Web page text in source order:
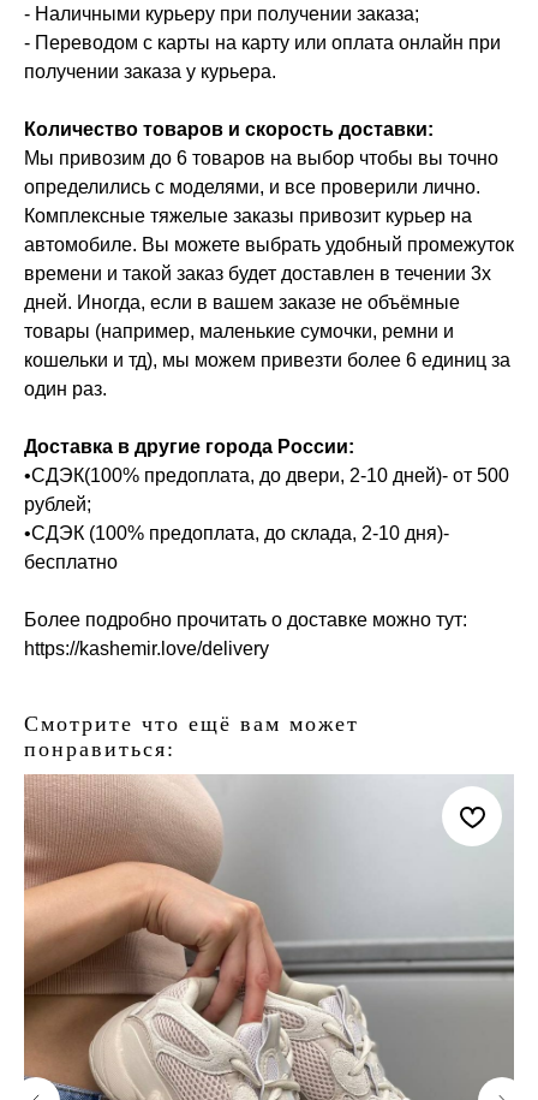
- Наличными курьеру при получении заказа;
- Переводом с карты на карту или оплата онлайн при
получении заказа у курьера.
Количество товаров и скорость доставки:
Мы привозим до 6 товаров на выбор чтобы вы точно
определились с моделями, и все проверили лично.
Комплексные тяжелые заказы привозит курьер на
автомобиле. Вы можете выбрать удобный промежуток
времени и такой заказ будет доставлен в течении 3х
дней. Иногда, если в вашем заказе не объёмные
товары (например, маленькие сумочки, ремни и
кошельки и тд), мы можем привезти более 6 единиц за
один раз.
Доставка в другие города России:
•СДЭК(100% предоплата, до двери, 2-10 дней)- от 500
рублей;
•СДЭК (100% предоплата, до склада, 2-10 дня)-
бесплатно
Более подробно прочитать о доставке можно тут:
https://kashemir.love/delivery
Смотрите что ещё вам может
понравиться: